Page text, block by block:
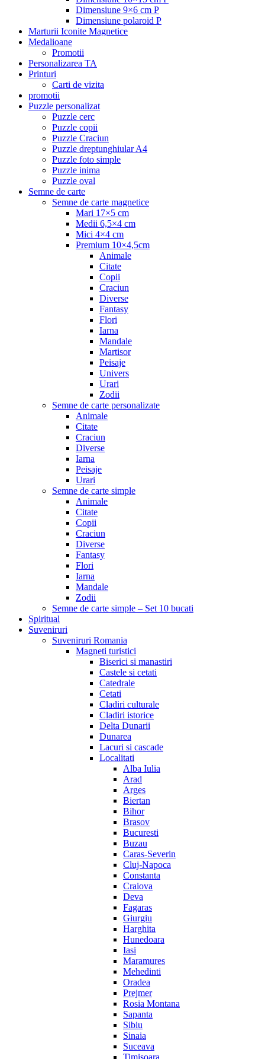
Dimensiune 9×6 cm P
Dimensiune polaroid P
Marturii Iconite Magnetice
Medalioane
Promotii
Personalizarea TA
Printuri
Carti de vizita
promotii
Puzzle personalizat
Puzzle cerc
Puzzle copii
Puzzle Craciun
Puzzle dreptunghiular A4
Puzzle foto simple
Puzzle inima
Puzzle oval
Semne de carte
Semne de carte magnetice
Mari 17×5 cm
Medii 6,5×4 cm
Mici 4×4 cm
Premium 10×4,5cm
Animale
Citate
Copii
Craciun
Diverse
Fantasy
Flori
Iarna
Mandale
Martisor
Peisaje
Univers
Urari
Zodii
Semne de carte personalizate
Animale
Citate
Craciun
Diverse
Iarna
Peisaje
Urari
Semne de carte simple
Animale
Citate
Copii
Craciun
Diverse
Fantasy
Flori
Iarna
Mandale
Zodii
Semne de carte simple – Set 10 bucati
Spiritual
Suveniruri
Suveniruri Romania
Magneti turistici
Biserici si manastiri
Castele si cetati
Catedrale
Cetati
Cladiri culturale
Cladiri istorice
Delta Dunarii
Dunarea
Lacuri si cascade
Localitati
Alba Iulia
Arad
Arges
Biertan
Bihor
Brasov
Bucuresti
Buzau
Caras-Severin
Cluj-Napoca
Constanta
Craiova
Deva
Fagaras
Giurgiu
Harghita
Hunedoara
Iasi
Maramures
Mehedinti
Oradea
Prejmer
Rosia Montana
Sapanta
Sibiu
Sinaia
Suceava
Timisoara